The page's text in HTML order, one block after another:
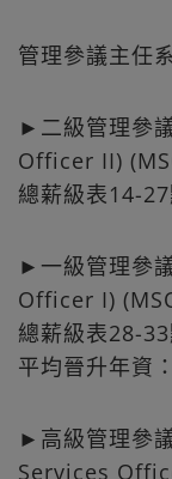
管理參議主任
►二‍級管理參
Officer II)
總薪級表14-
►一級管理參
Officer I)
總薪級表28-
平均晉升年資
►高級管理參
Services